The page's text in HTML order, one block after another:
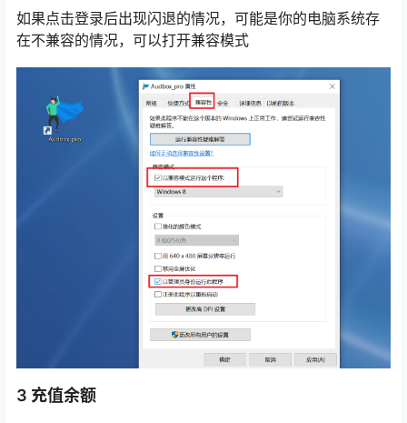
如果点击登录后出现闪退的情况，可能是你的电脑系统存
在不兼容的情况，可以打开兼容模式
3 充值余额